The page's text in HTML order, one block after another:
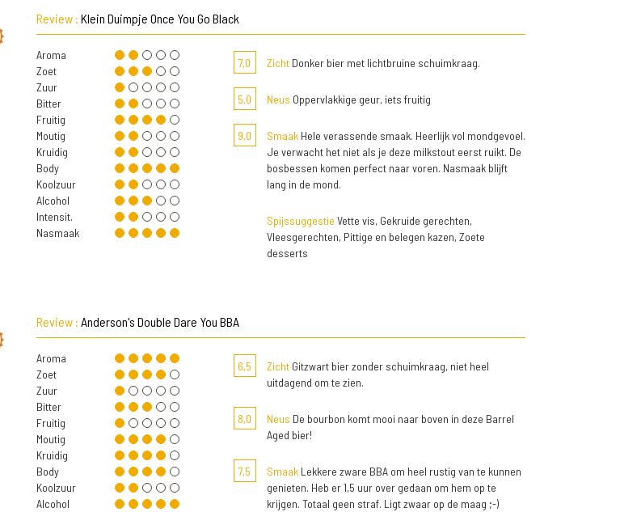
Review : Klein Duimpje Once You Go Black
Aroma
Zoet
Zuur
Bitter
Fruitig
Moutig
Kruidig
Body
Koolzuur
Alcohol
Intensit.
Nasmaak
7,0 ZichtDonker bier met lichtbruine schuimkraag.
5,0 Neus Oppervlakkige geur, iets fruitig
9,0 SmaakHele verassende smaak. Heerlijk vol mondgevoel.
Je verwacht het niet als je deze milkstout eerst ruikt. De
bosbessen komen perfect naar voren. Nasmaak blijft
lang in de mond.
Spijssuggestie Vette vis, Gekruide gerechten,
Vleesgerechten, Pittige en belegen kazen, Zoete
desserts
Review : Anderson's Double Dare You BBA
Aroma
Zoet
Zuur
Bitter
Fruitig
Moutig
Kruidig
Body
Koolzuur
Alcohol
6,5 ZichtGitzwart bier zonder schuimkraag, niet heel
uitdagend om te zien.
8,0 Neus De bourbon komt mooi naar boven in deze Barrel
Aged bier!
7,5 SmaakLekkere zware BBA om heel rustig van te kunnen
genieten. Heb er 1,5 uur over gedaan om hem op te
krijgen. Totaal geen straf. Ligt zwaar op de maag ;-)